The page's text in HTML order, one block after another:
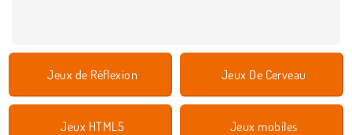
Jeux de Réflexion Jeux De Cerveau
Jeux HTML5 Jeux mobiles